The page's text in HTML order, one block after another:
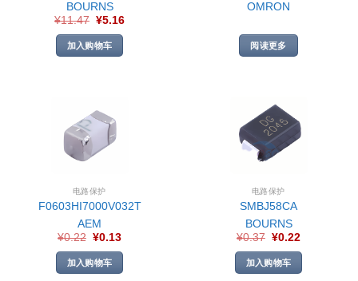
BOURNS
¥11.47 ¥5.16
加入购物车
OMRON
阅读更多
电路保护
F0603HI7000V032T
AEM
¥0.22 ¥0.13
加入购物车
电路保护
SMBJ58CA
BOURNS
¥0.37 ¥0.22
加入购物车